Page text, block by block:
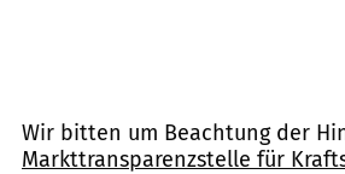
Wir bitten um Beachtung der
Markttransparenzstelle für